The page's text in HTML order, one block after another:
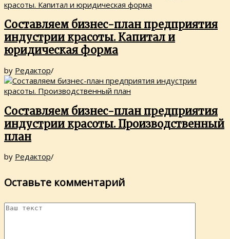
Составляем бизнес-план предприятия
индустрии красоты. Капитал и
юридическая форма
by Редактор/
Составляем бизнес-план предприятия
индустрии красоты. Производственный
план
by Редактор/
Оставьте комментарий